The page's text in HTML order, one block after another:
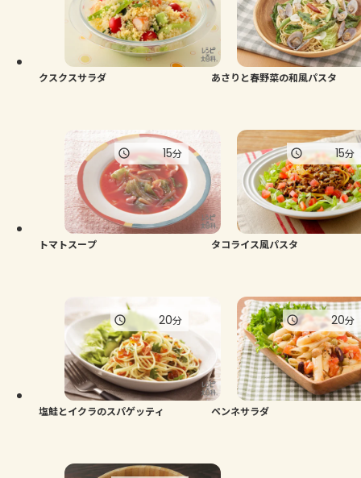
クスクスサラダ あさりと春野菜の和風パスタ
トマトスープ
15分
タコライス風パスタ
15分
塩鮭とイクラのスパゲッティ
20分
ペンネサラダ
20分